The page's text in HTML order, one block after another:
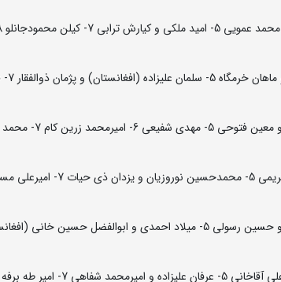
79 کیلوگرم: 1- مهدی اسماعیلی 2- عرفان الهی